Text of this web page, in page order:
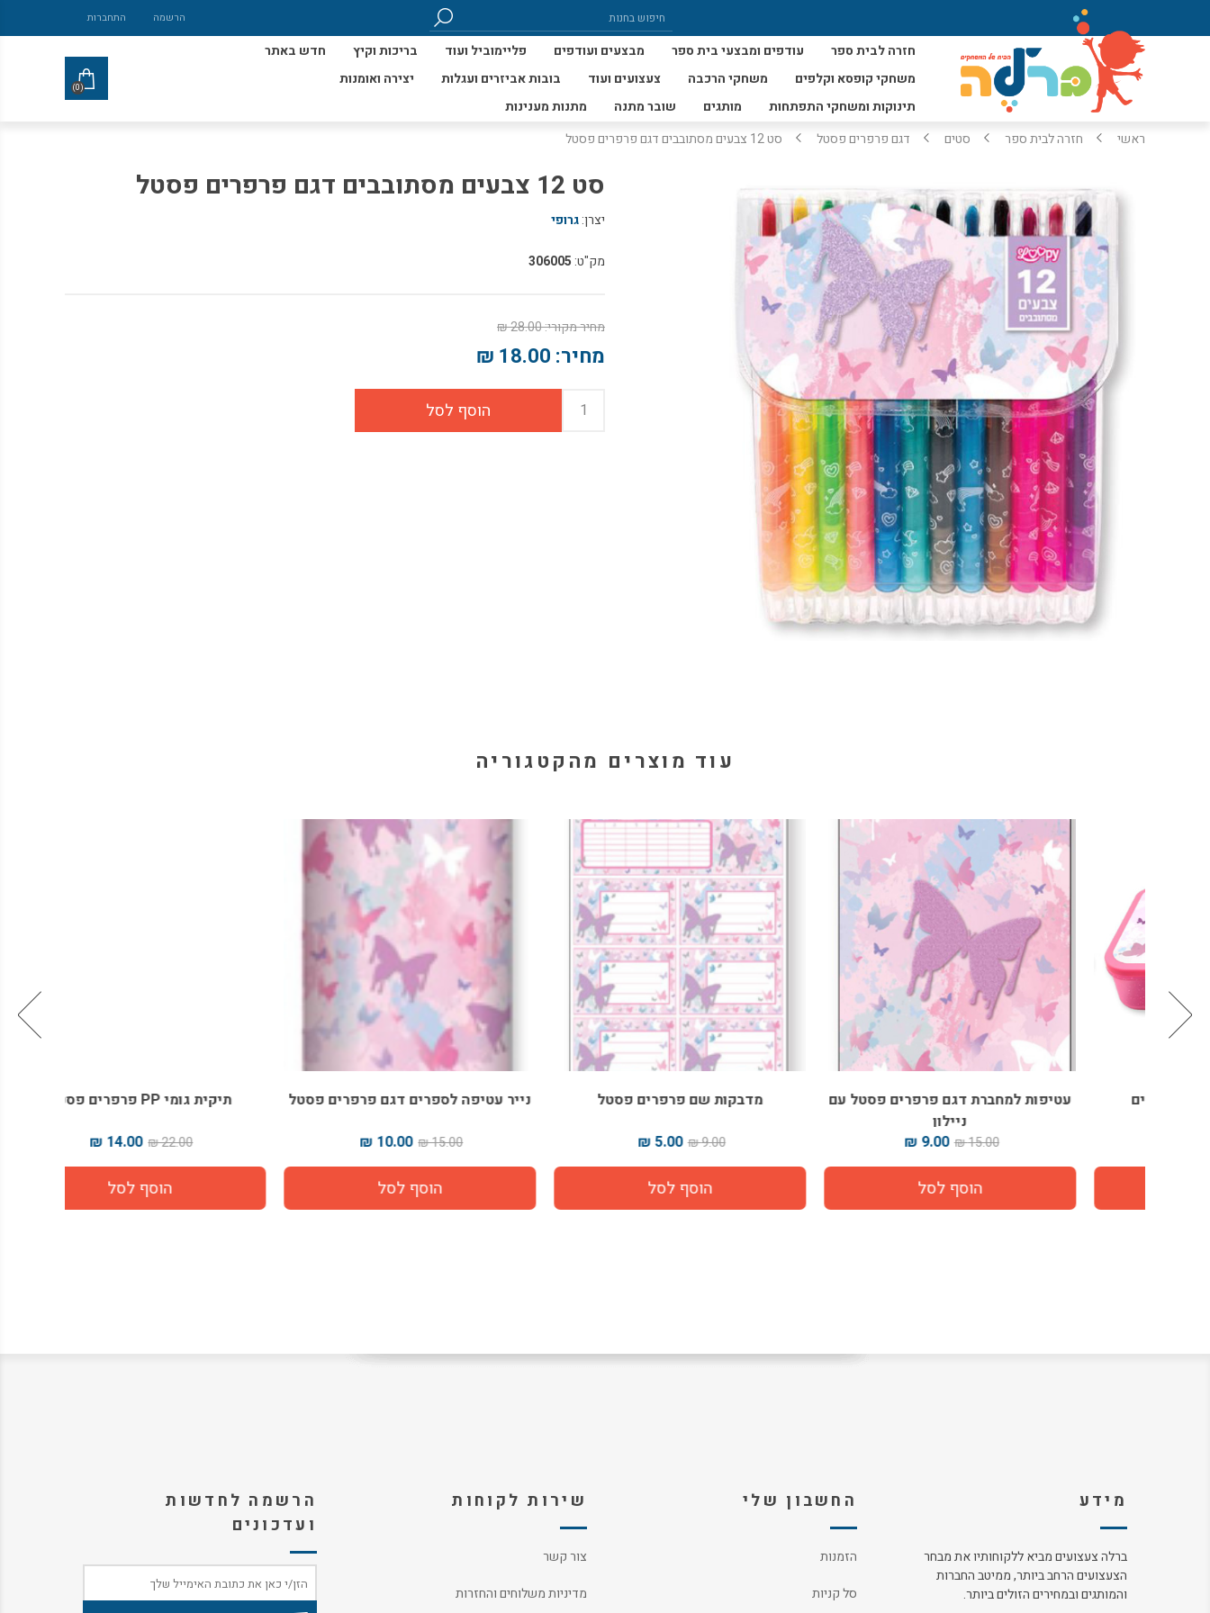
הרשמה התחברות
חזרה לבית ספר עודפים ומבצעי בית ספר מבצעים ועודפים פליימוביל ועוד בריכות וקיץ
חדש באתר
משחקי קופסא וקלפים
משחקי הרכבה צעצועים ועוד בובות אביזרים ועגלות
יצירה ואומנות
תינוקות ומשחקי התפתחות
מותגים שובר מתנה מתנות מענינות
(0)
ראשי חזרה לבית ספר סטים דגם פרפרים פסטל סט 12 צבעים מסתובבים דגם פרפרים פסטל
סט 12 צבעים מסתובבים דגם פרפרים פסטל
יצרן:גרופי
מק"ט: 306005
מחיר מקורי:28.00 ₪
מחיר: 18.00 ₪
עוד מוצרים מהקטגוריה
עטיפות למחברת דגם פרפרים פסטל עם
9.00 ₪
מדבקות שם פרפרים פסטל
5.00 ₪
נייר עטיפה לספרים דגם פרפרים פסטל
10.00 ₪
תיקית גומי PP פרפרים פסטל
14.00 ₪
מידע
ברלה צעצועים מביא ללקוחותיו את מבחר
הצעצועים הרחב ביותר, ממיטב החברות
והמותגים ובמחירים הזולים ביותר.
החשבון שלי
הזמנות
סל קניות
שירות לקוחות
צור קשר
מדיניות משלוחים והחזרות
הרשמה לחדשות
ועדכונים